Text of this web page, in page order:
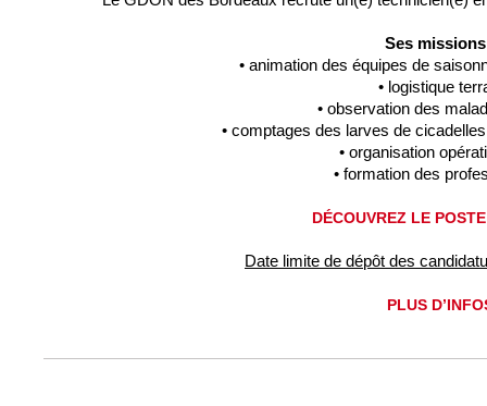
Ses
• animation des équipes de
• logistique
• observation des
• comptages des larves de
• organisation
• formation des
DÉCOUVREZ LE
Date limite de dépôt des
PLUS